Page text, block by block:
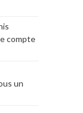
compte
un